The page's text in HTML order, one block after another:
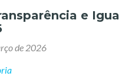
e
de 2026